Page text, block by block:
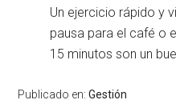
Un ejercicio rápido y
pausa para el café o
15 minutos son un
Publicado en:Gestión